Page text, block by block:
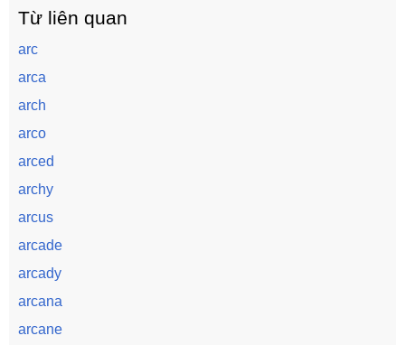
Từ liên quan
arc
arca
arch
arco
arced
archy
arcus
arcade
arcady
arcana
arcane